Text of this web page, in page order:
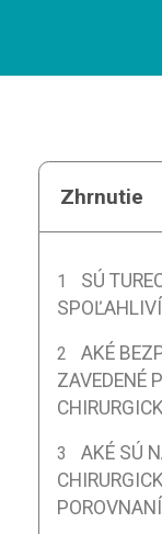
Zhrnutie
SÚ
AKÉ
ZAVEDENÉ
AKÉ SÚ